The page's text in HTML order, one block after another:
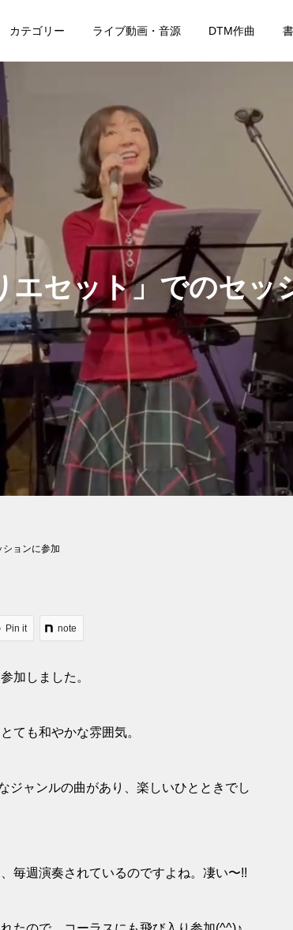
カテゴリー ライブ動画・音源 DTM作曲
エセット」でのセッ
ョンに参加
Pin it note
加しました。
ても和やかな雰囲気。
ジャンルの曲があり、楽しいひとときでし
毎週演奏されているのですよね。凄い〜!!